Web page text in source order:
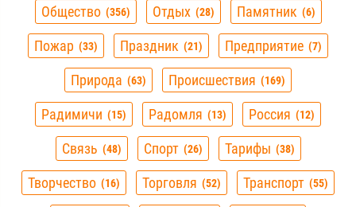
Общество 356 Отдых 28 Памятник 6
Пожар 33 Праздник 21 Предприятие 7
Природа 63 Происшествия 169
Радимичи 15 Радомля 13 Россия 12
Связь 48 Спорт 26 Тарифы 38
Творчество 16 Торговля 52 Транспорт 55